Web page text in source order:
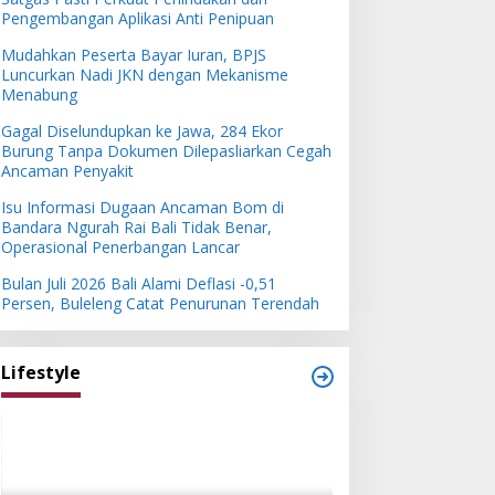
Pengembangan Aplikasi Anti Penipuan
Mudahkan Peserta Bayar Iuran, BPJS
Luncurkan Nadi JKN dengan Mekanisme
Menabung
Gagal Diselundupkan ke Jawa, 284 Ekor
Burung Tanpa Dokumen Dilepasliarkan Cegah
Ancaman Penyakit
Isu Informasi Dugaan Ancaman Bom di
Bandara Ngurah Rai Bali Tidak Benar,
Operasional Penerbangan Lancar
Bulan Juli 2026 Bali Alami Deflasi -0,51
Persen, Buleleng Catat Penurunan Terendah
Lifestyle